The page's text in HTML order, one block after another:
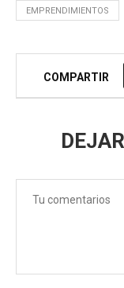
EMPRENDIMIENTOS
COMPARTIR